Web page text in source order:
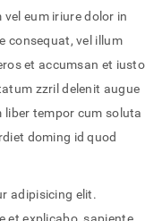
eum iriure dolor in
consequat, vel illum
et accumsan et iusto
zzril delenit augue
tempor cum soluta
doming id quod
adipisicing elit.
et explicabo, sapiente